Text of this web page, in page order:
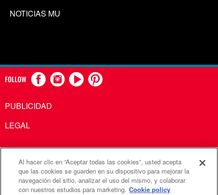
NOTICIAS MU
FOLLOW
PUBLICIDAD
LEGAL
Comunicaciones Metodistas Unidas es una agencia de la
Iglesia Metodista Unida
Al hacer clic en “Aceptar todas las cookies”, usted acepta
que las cookies se guarden en su dispositivo para mejorar la
navegación del sitio, analizar el uso del mismo, y colaborar
con nuestros estudios para marketing. Cookie policy